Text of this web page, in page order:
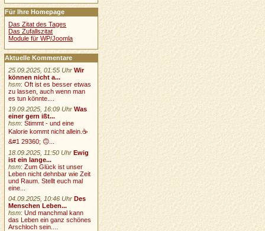
Für Ihre Homepage
Das Zitat des Tages
Das Zufallszitat
Module für WP/Joomla
Aktuelle Kommentare
25.09.2025, 01:55 Uhr Wir
können nicht a...
hsm:Oft ist es besser etwas
zu lassen, auch wenn man
es tun könnte....
19.09.2025, 16:09 Uhr Was
einer gern ißt...
hsm:Stimmt - und eine
Kalorie kommt nicht allein.☕
&#1 29360; 🙃...
18.09.2025, 11:50 Uhr Ewig
ist ein lange...
hsm:Zum Glück ist unser
Leben nicht dehnbar wie Zeit
und Raum. Stellt euch mal
eine...
04.09.2025, 10:46 Uhr Des
Menschen Leben...
hsm:Und manchmal kann
das Leben ein ganz schönes
Arschloch sein....